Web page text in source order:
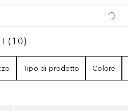
10
(10)
Tipo di prodotto Colore